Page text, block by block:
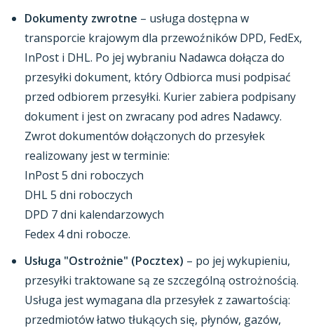
Dokumenty zwrotne – usługa dostępna w
transporcie krajowym dla przewoźników DPD, FedEx,
InPost i DHL. Po jej wybraniu Nadawca dołącza do
przesyłki dokument, który Odbiorca musi podpisać
przed odbiorem przesyłki. Kurier zabiera podpisany
dokument i jest on zwracany pod adres Nadawcy.
Zwrot dokumentów dołączonych do przesyłek
realizowany jest w terminie:
InPost 5 dni roboczych
DHL 5 dni roboczych
DPD 7 dni kalendarzowych
Fedex 4 dni robocze.
Usługa "Ostrożnie" (Pocztex) – po jej wykupieniu,
przesyłki traktowane są ze szczególną ostrożnością.
Usługa jest wymagana dla przesyłek z zawartością:
przedmiotów łatwo tłukących się, płynów, gazów,